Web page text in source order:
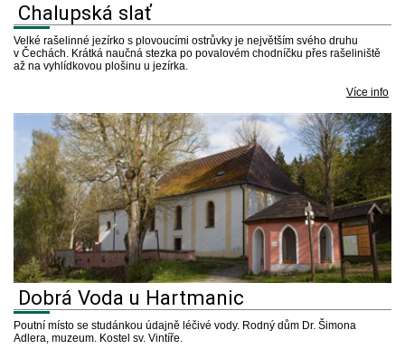
Chalupská slať
Velké rašelinné jezírko s plovoucími ostrůvky je největším svého druhu
v Čechách. Krátká naučná stezka po povalovém chodníčku přes rašeliniště
až na vyhlídkovou plošinu u jezírka.
Více info
Dobrá Voda u Hartmanic
Poutní místo se studánkou údajně léčivé vody. Rodný dům Dr. Šimona
Adlera, muzeum. Kostel sv. Vintíře.